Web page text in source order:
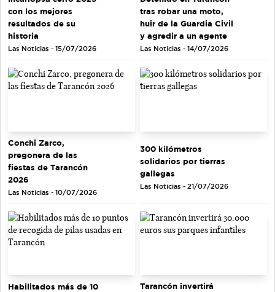
con los mejores
resultados de su
historia
Las Noticias - 15/07/2026
tras robar una moto,
huir de la Guardia Civil
y agredir a un agente
Las Noticias - 14/07/2026
Conchi Zarco,
pregonera de las
fiestas de Tarancón
2026
Las Noticias - 10/07/2026
300 kilómetros
solidarios por tierras
gallegas
Las Noticias - 21/07/2026
Habilitados más de 10
Tarancón invertirá